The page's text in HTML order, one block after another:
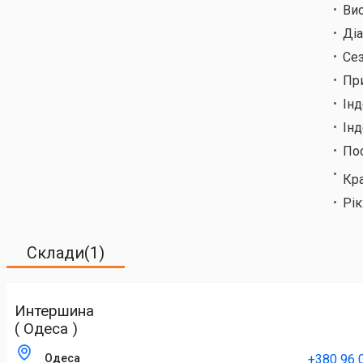
Склади(1)
Интершина
( Одеса )
Одеса +380 96